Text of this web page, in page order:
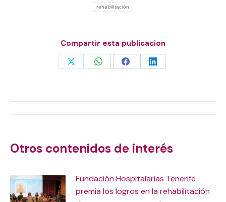
rehabilitación
Compartir esta publicacion
Share Share Share Share
Otros contenidos de interés
Fundación Hospitalarias Tenerife
premia los logros en la rehabilitación